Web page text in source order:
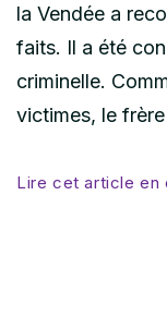
la Vendée a
faits. Il a été
criminelle.
victimes, le
Lire cet article en